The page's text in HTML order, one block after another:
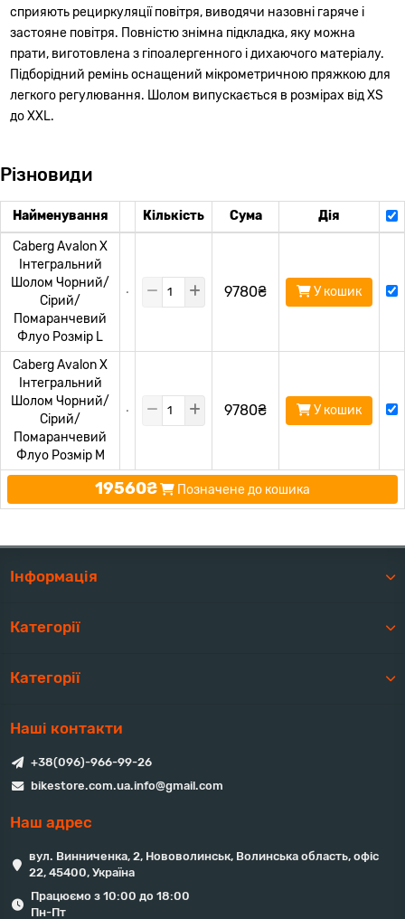
сприяють рециркуляції повітря, виводячи назовні гаряче і
застояне повітря. Повністю знімна підкладка, яку можна
прати, виготовлена з гіпоалергенного і дихаючого матеріалу.
Підборідний ремінь оснащений мікрометричною пряжкою для
легкого регулювання. Шолом випускається в розмірах від XS
до XXL.
Різновиди
Найменування Кількість Сума
Дія
Caberg Avalon X
Інтегральний
Шолом Чорний/
Сірий/
Помаранчевий
Флуо Розмір L
9780₴ У кошик
Caberg Avalon X
Інтегральний
Шолом Чорний/
Сірий/
Помаранчевий
Флуо Розмір M
9780₴ У кошик
19560₴ Позначене до кошика
Інформація
Категорії
Категорії
Наші контакти
+38(096)-966-99-26
bikestore.com.ua.info@gmail.com
Наш адрес
вул. Винниченка, 2, Нововолинськ, Волинська область, офіс
22, 45400, Україна
Працюємо з 10:00 до 18:00
Пн-Пт